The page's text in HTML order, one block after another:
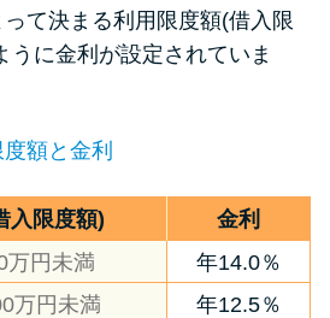
て決まる利用限度額(借入限
うに金利が設定されていま
額と金利
入限度額)
金利
万円未満
年14.0％
万円未満
年12.5％